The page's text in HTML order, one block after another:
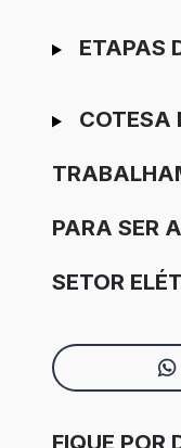
ETAPAS
COTESA
PARA SER
SETOR